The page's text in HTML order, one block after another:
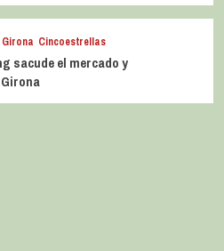
Cincoestrellas
sacude el mercado y